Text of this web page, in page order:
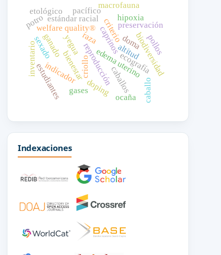
ecografía
edema uterino
reproducción
yegua
bienestar
caprinos
criterio
indicador
welfare quality®
ganado
criollo
raza
preservación
estándar racial
biodiversidad
estudiantes
inventario altitud
caballos
doping
hipoxia
gases
doma
caballo
potro
etológico pacífico
ocaña
sexado pollos
macrofauna
Indexaciones